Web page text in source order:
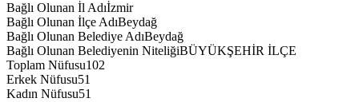
Bağlı Olunan İl Adıİzmir
Bağlı Olunan İlçe AdıBeydağ
Bağlı Olunan Belediye AdıBeydağ
Bağlı Olunan Belediyenin NiteliğiBÜYÜKŞEHİR İLÇE
Toplam Nüfusu102
Erkek Nüfusu51
Kadın Nüfusu51